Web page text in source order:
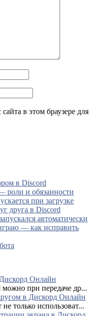
в этом браузере для
в Discord
роли и обязанности
при загрузке
друга в Discord
автоматически
— как исправить
Онлайн
при передаче др...
в Дискорд Онлайн
только использоват...